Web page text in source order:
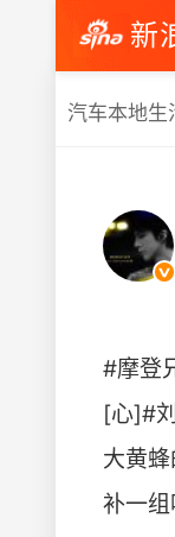
新
汽车本地生
#摩登
[心]#
大黄蜂
补一组